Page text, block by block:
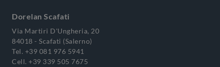
Dorelan Scafati
Via Martiri D'Ungheria, 20
84018 - Scafati (Salerno)
Tel. +39 081 976 5941
Cell. +39 339 505 7675